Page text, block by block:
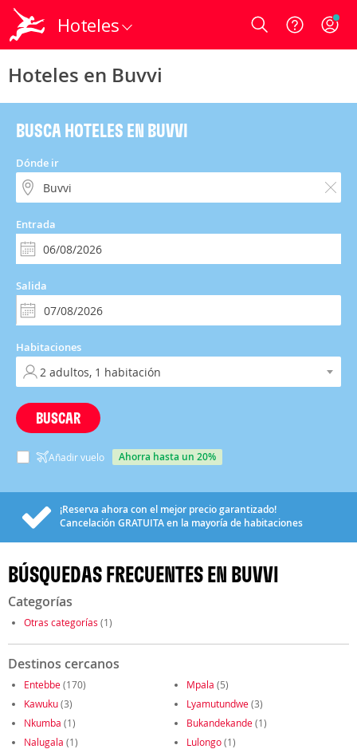
Hoteles Login
Hoteles en Buvvi
BUSCA HOTELES EN BUVVI
Dónde ir
Entrada
Salida
Habitaciones
BUSCAR
Añadir vuelo ahorra hasta un 20%
¡Reserva ahora con el mejor precio garantizado!
Cancelación GRATUITAen la mayoría de habitaciones
BÚSQUEDAS FRECUENTES EN BUVVI
Categorías
Otras categorías (1)
Destinos cercanos
Entebbe(170) Mpala (5)
Kawuku(3) Lyamutundwe(3)
Nkumba (1) Bukandekande(1)
Nalugala (1) Lulongo(1)